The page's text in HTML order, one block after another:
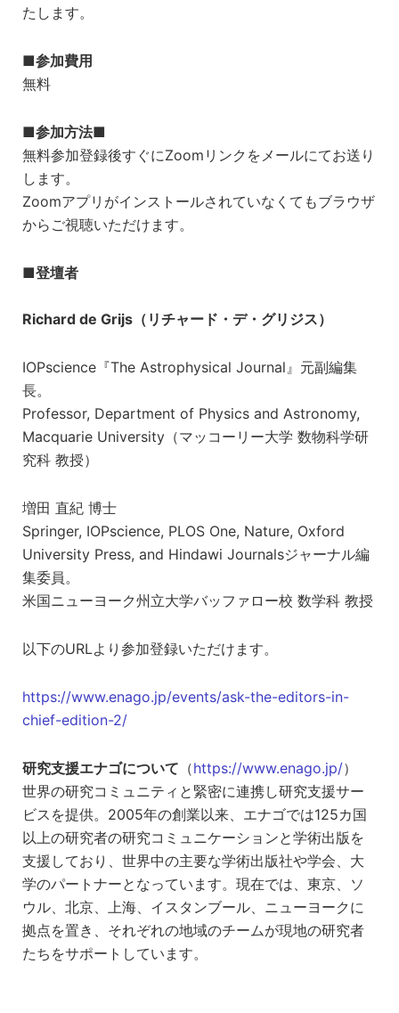
たします。
■参加費用
無料
■参加方法■
無料参加登録後すぐにZoomリンクをメールにてお送り
します。
Zoomアプリがインストールされていなくてもブラウザ
からご視聴いただけます。
■登壇者
Richard de Grijs（リチャード・デ・グリジス）
IOPscience『The Astrophysical Journal』元副編集
長。
Professor, Department of Physics and Astronomy,
Macquarie University（マッコーリー大学 数物科学研
究科 教授）
増田 直紀 博士
Springer, IOPscience, PLOS One, Nature, Oxford
University Press, and Hindawi Journalsジャーナル編
集委員。
米国ニューヨーク州立大学バッファロー校 数学科 教授
以下のURLより参加登録いただけます。
https://www.enago.jp/events/ask-the-editors-in-
chief-edition-2/
研究支援エナゴについて （https://www.enago.jp/）
世界の研究コミュニティと緊密に連携し研究支援サー
ビスを提供。2005年の創業以来、エナゴでは125カ国
以上の研究者の研究コミュニケーションと学術出版を
支援しており、世界中の主要な学術出版社や学会、大
学のパートナーとなっています。現在では、東京、ソ
ウル、北京、上海、イスタンブール、ニューヨークに
拠点を置き、それぞれの地域のチームが現地の研究者
たちをサポートしています。